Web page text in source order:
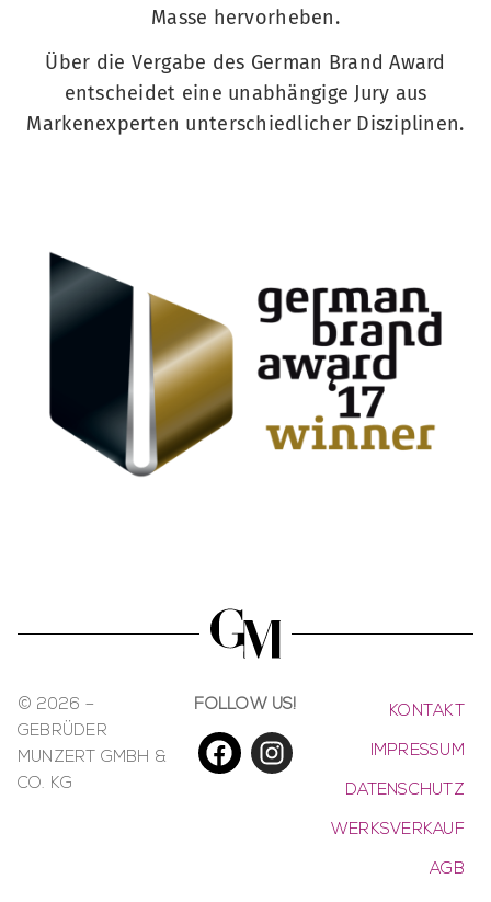
Masse hervorheben.
Über die Vergabe des German Brand Award
entscheidet eine unabhängige Jury aus
Markenexperten unterschiedlicher Disziplinen.
© 2026 –
GEBRÜDER
MUNZERT GMBH &
CO. KG
FOLLOW US! KONTAKT
IMPRESSUM
DATENSCHUTZ
WERKSVERKAUF
AGB